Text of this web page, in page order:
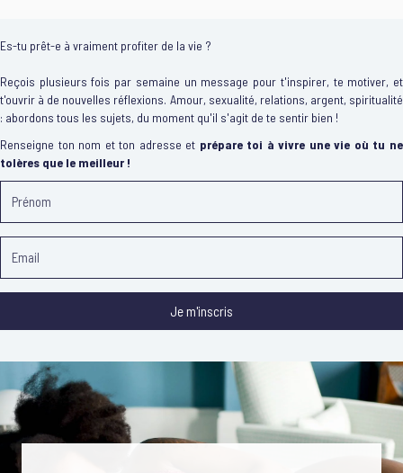
Es-tu prêt-e à vraiment profiter de la vie ?
Reçois plusieurs fois par semaine un message pour t'inspirer, te motiver, et
t'ouvrir à de nouvelles réflexions. Amour, sexualité, relations, argent, spiritualité
: abordons tous les sujets, du moment qu'il s'agit de te sentir bien !
Renseigne ton nom et ton adresse et prépare toi à vivre une vie où tu ne
tolères que le meilleur !
Je m'inscris